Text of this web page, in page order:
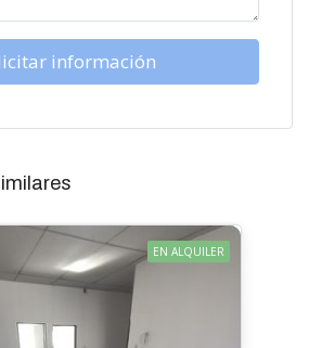
información
EN ALQUILER